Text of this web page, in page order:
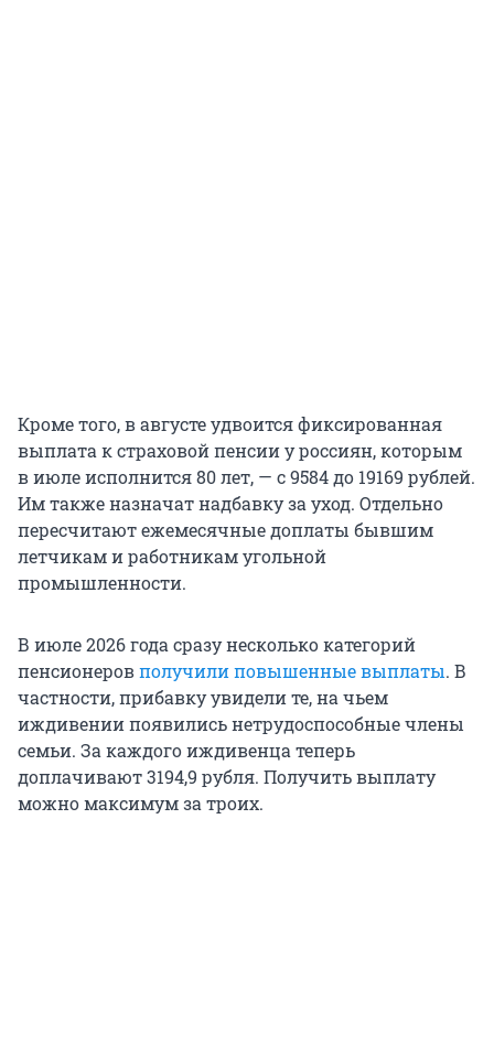
Кроме того, в августе удвоится фиксированная
выплата к страховой пенсии у россиян, которым
в июле исполнится 80 лет, — с 9584 до 19169 рублей.
Им также назначат надбавку за уход. Отдельно
пересчитают ежемесячные доплаты бывшим
летчикам и работникам угольной
промышленности.
В июле 2026 года сразу несколько категорий
пенсионеровполучили повышенные выплаты. В
частности, прибавку увидели те, на чьем
иждивении появились нетрудоспособные члены
семьи. За каждого иждивенца теперь
доплачивают3194,9 рубля. Получить выплату
можно максимум за троих.